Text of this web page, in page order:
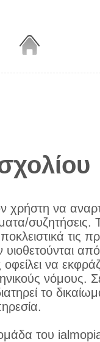
χρήστη να
συζητήσεις.
τις
υιοθετούνται
να
νόμους.
το
του